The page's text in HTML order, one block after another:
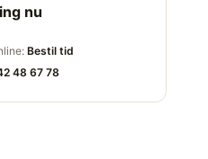
nu
Bestil tid
48 67 78